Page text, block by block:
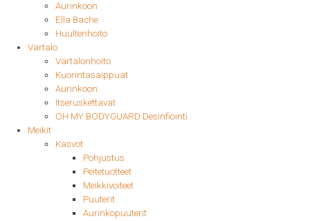
Aurinkoon
Ella Bache
Huultenhoito
Vartalo
Vartalonhoito
Kuorintasaippuat
Aurinkoon
Itseruskettavat
OH MY BODYGUARD Desinfiointi
Meikit
Kasvot
Pohjustus
Peitetuotteet
Meikkivoiteet
Puuterit
Aurinkopuuterit